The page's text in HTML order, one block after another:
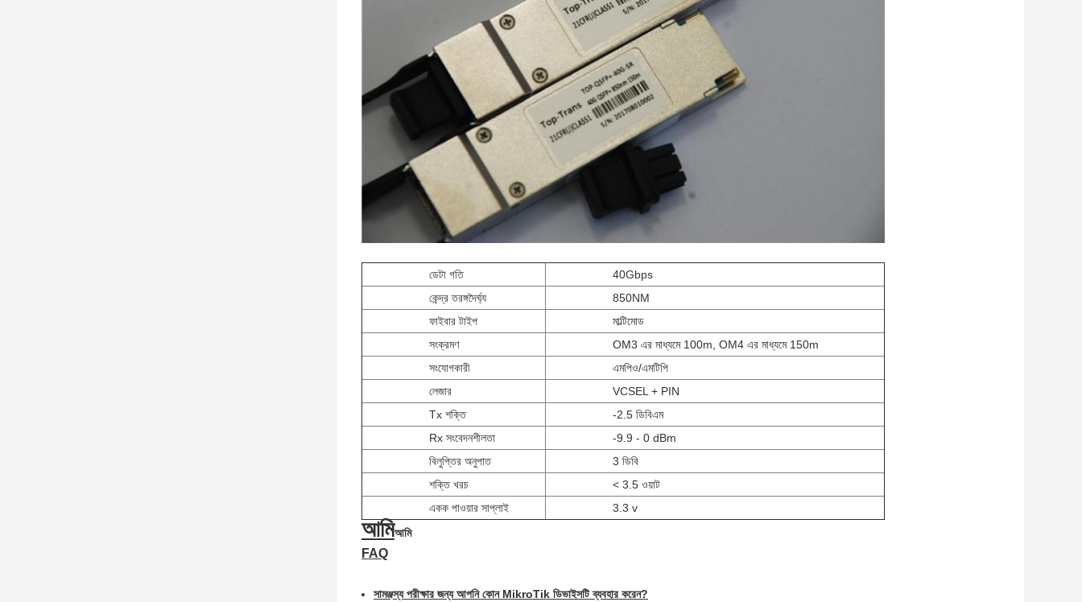
ডেটা গতি
40Gbps
কেন্দ্র তরঙ্গদৈর্ঘ্য
850NM
ফাইবার টাইপ
মাল্টিমোড
সংক্রমণ
OM3 এর মাধ্যমে 100m, OM4 এর মাধ্যমে 150m
সংযোগকারী
এমপিও/এমটিপি
লেজার
VCSEL + PIN
Tx শক্তি
-2.5 ডিবিএম
Rx সংবেদনশীলতা
-9.9 - 0 dBm
বিলুপ্তির অনুপাত
3 ডিবি
শক্তি খরচ
< 3.5 ওয়াট
একক পাওয়ার সাপ্লাই
3.3 v
আমিআমি
FAQ
সামঞ্জস্য পরীক্ষার জন্য আপনি কোন MikroTik ডিভাইসটি ব্যবহার করেন?